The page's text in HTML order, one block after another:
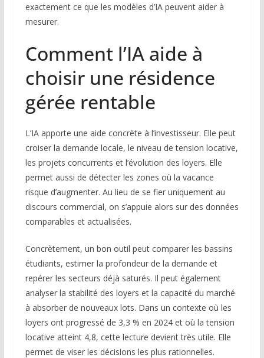
exactement ce que les modèles d’IA peuvent aider à
mesurer.
Comment l’IA aide à
choisir une résidence
gérée rentable
L’IA apporte une aide concrète à l’investisseur. Elle peut
croiser la demande locale, le niveau de tension locative,
les projets concurrents et l’évolution des loyers. Elle
permet aussi de détecter les zones où la vacance
risque d’augmenter. Au lieu de se fier uniquement au
discours commercial, on s’appuie alors sur des données
comparables et actualisées.
Concrètement, un bon outil peut comparer les bassins
étudiants, estimer la profondeur de la demande et
repérer les secteurs déjà saturés. Il peut également
analyser la stabilité des loyers et la capacité du marché
à absorber de nouveaux lots. Dans un contexte où les
loyers ont progressé de 3,3 % en 2024 et où la tension
locative atteint 4,8, cette lecture devient très utile. Elle
permet de viser les décisions les plus rationnelles.